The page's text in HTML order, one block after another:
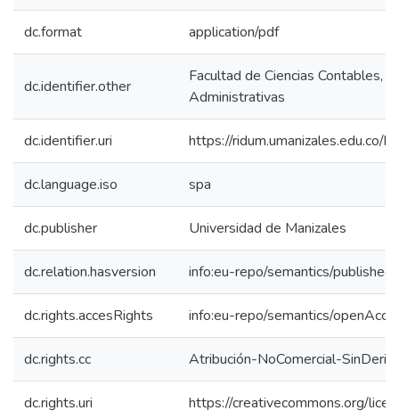
dc.format application/pdf
dc.identifier.other
Facultad de Ciencias Contables,
Administrativas
dc.identifier.uri https://
dc.language.iso spa
dc.publisher Universidad de Manizales
dc.relation.hasversion info:eu-repo/semantics/
dc.rights.accesRights info:eu-repo/semantics/
dc.rights.cc Atribución-NoComercial-
dc.rights.uri https://creativecommons.org/